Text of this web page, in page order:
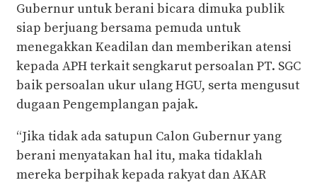
Gubernur untuk berani bicara dimuka publik
siap berjuang bersama pemuda untuk
menegakkan Keadilan dan memberikan atensi
kepada APH terkait sengkarut persoalan PT. SGC
baik persoalan ukur ulang HGU, serta mengusut
dugaan Pengemplangan pajak.
“Jika tidak ada satupun Calon Gubernur yang
berani menyatakan hal itu, maka tidaklah
mereka berpihak kepada rakyat dan AKAR